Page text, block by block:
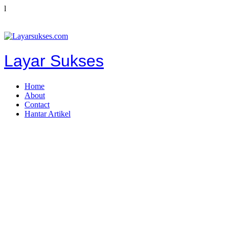
l
Layar Sukses
Home
About
Contact
Hantar Artikel